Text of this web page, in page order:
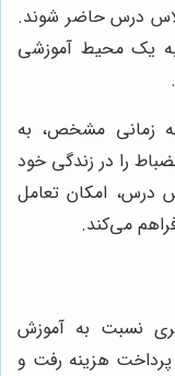
درس حاضر شوند.
به یک محیط آموزشی
زمانی مشخص، به
را در زندگی خود
درس، امکان تعامل
می‌کند.
نسبت به آموزش
هزینه رفت و